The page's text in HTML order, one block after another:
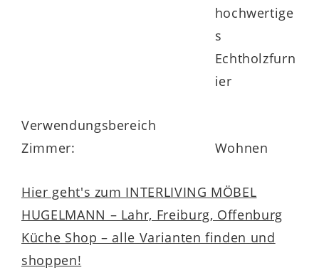
hochwertige
s
Echtholzfurn
ier
Verwendungsbereich
Zimmer:
Wohnen
Hier geht's zum INTERLIVING MÖBEL
HUGELMANN – Lahr, Freiburg, Offenburg
Küche Shop – alle Varianten finden und
shoppen!